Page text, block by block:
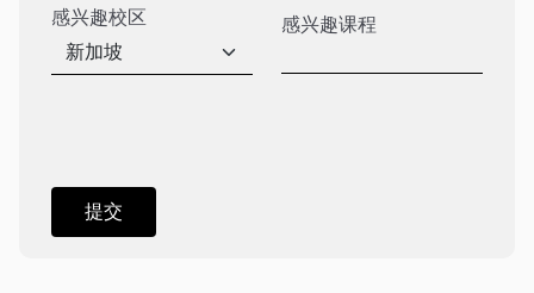
感兴趣校区 感兴趣课程